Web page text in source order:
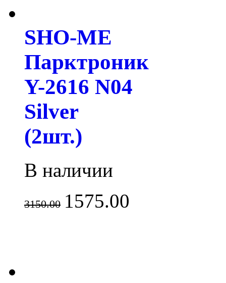
SHO-ME
Парктроник
Y-2616 N04
Silver
(2шт.)
В наличии
3150.00 1575.00